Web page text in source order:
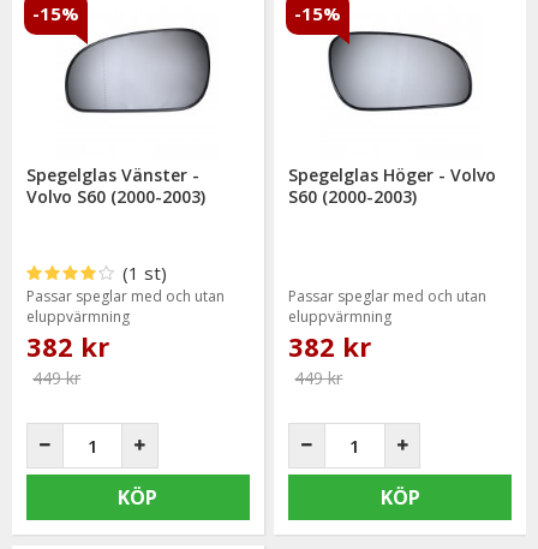
Spegelglas Vänster -
Volvo S60 (2000-2003)
(1 st)
Passar speglar med och utan
eluppvärmning
382 kr
449 kr
-15%
KÖP
Spegelglas Höger - Volvo
S60 (2000-2003)
Passar speglar med och utan
eluppvärmning
382 kr
449 kr
-15%
KÖP